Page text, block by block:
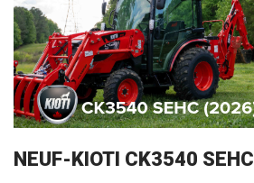
NEUF-KIOTI CK3540 SEHC